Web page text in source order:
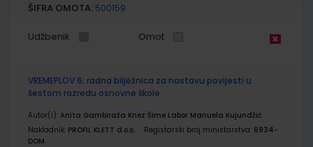
ŠIFRA OMOTA: 500159
Udžbenik Omot
VREMEPLOV 6; radna bilježnica za nastavu povijesti u
šestom razredu osnovne škole
Autor(i): Anita Gambiraža Knez Šime Labor Manuela Kujundžić
Nakladnik: PROFIL KLETT d.o.o. Registarski broj ministarstva: 6934-
DOM